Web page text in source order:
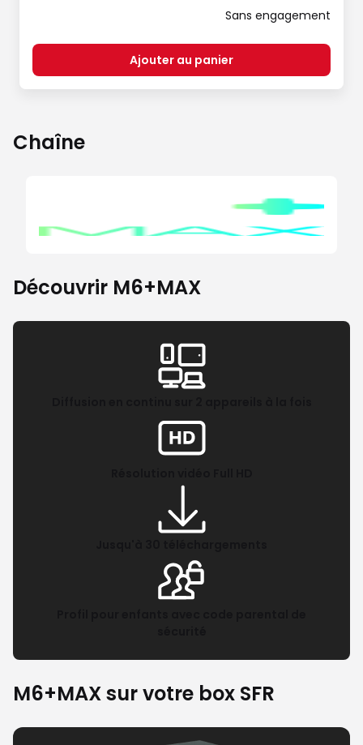
Sans engagement
Ajouter au panier
Chaîne
Découvrir M6+MAX
M6+MAX sur votre box SFR